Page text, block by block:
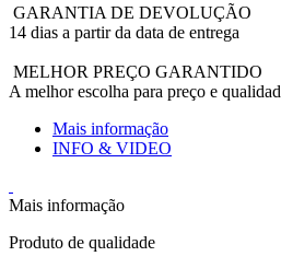
GARANTIA DE DEVOLUÇÃO
14 dias a partir da data de entrega
MELHOR PREÇO GARANTIDO
A melhor escolha para preço e
Mais informação
INFO & VIDEO
Mais informação
Produto de qualidade